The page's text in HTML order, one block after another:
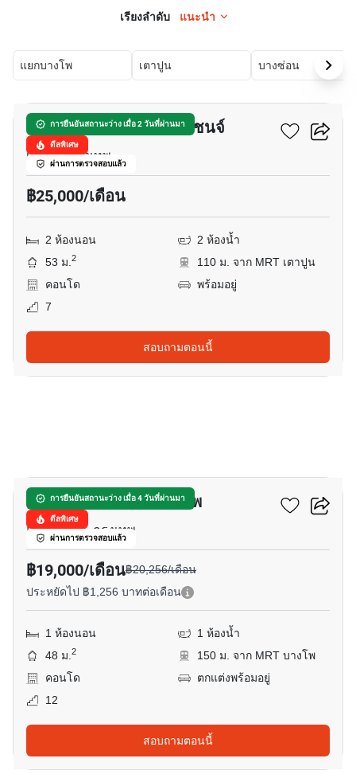
เรียงลำดับ แนะนำ
แยกบางโพ เตาปูน บางซ่อน
การยืนยันสถานะว่าง เมื่อ 2 วันที่ผ่านมา
ดีลพิเศษ
ผ่านการตรวจสอบแล้ว
คอนโด ชีวาทัย อินเตอร์เชนจ์
เตาปูน, กรุงเทพ
฿25,000/เดือน
2 ห้องนอน
2 ห้องน้ำ
53 ม.2
110 ม. จาก MRT เตาปูน
คอนโด
พร้อมอยู่
7
สอบถามตอนนี้
การยืนยันสถานะว่าง เมื่อ 4 วันที่ผ่านมา
ดีลพิเศษ
ผ่านการตรวจสอบแล้ว
ชีวาทัย เรสซิเดนซ์ บางโพ
แยกบางโพ, กรุงเทพ
฿19,000/เดือน฿20,256/เดือน
ประหยัดไป ฿1,256 บาทต่อเดือน
1 ห้องนอน
1 ห้องน้ำ
48 ม.2
150 ม. จาก MRT บางโพ
คอนโด
ตกแต่งพร้อมอยู่
12
สอบถามตอนนี้